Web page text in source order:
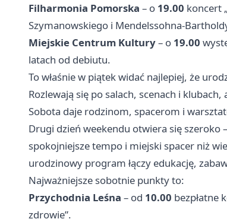
Filharmonia Pomorska – o 19.00 koncert
Szymanowskiego i Mendelssohna-
Miejskie Centrum Kultury– o 19.00
latach od debiutu.
To właśnie w piątek widać najlepiej, że
Rozlewają się po salach, scenach i
Sobota daje rodzinom, spacerom i
Drugi dzień weekendu otwiera się szeroko
spokojniejsze tempo i miejski spacer niż
urodzinowy program łączy edukację,
Najważniejsze sobotnie punkty to:
Przychodnia Leśna – od 10.00 bezpłatne
zdrowie”.